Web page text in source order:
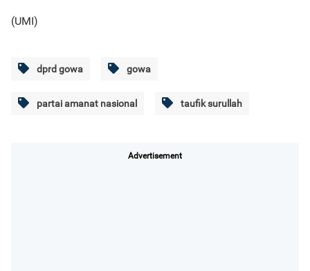
(UMI)
dprd gowa gowa
partai amanat nasional taufik surullah
Advertisement